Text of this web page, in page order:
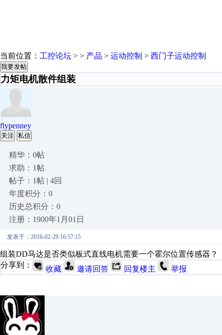
当前位置： 工控论坛 > > 产品 > 运动控制 > 西门子运动控制
我要发帖
力矩电机散件组装
flypenney
关注 私信
精华：0帖
求助：1帖
帖子：1帖 | 4回
年度积分：0
历史总积分：0
注册：1900年1月01日
发表于：2016-02-29 16:57:15
组装DD马达是否类似板式直线电机需要一个霍尔位置传感器？
分享到：
收藏 邀请回答 回复楼主 举报